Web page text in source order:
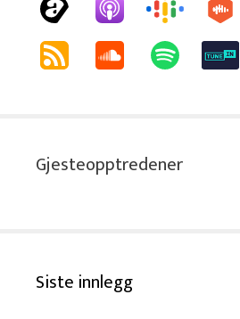
Gjesteopptredener
Siste innlegg